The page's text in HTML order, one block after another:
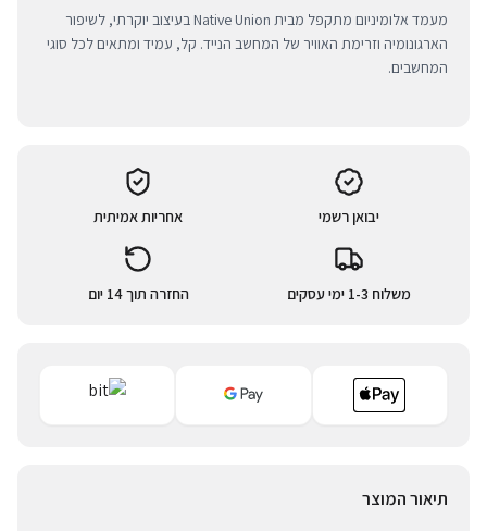
מעמד אלומיניום מתקפל מבית Native Union בעיצוב יוקרתי, לשיפור
הארגונומיה וזרימת האוויר של המחשב הנייד. קל, עמיד ומתאים לכל סוגי
המחשבים.
יבואן רשמי אחריות אמיתית
משלוח 1-3 ימי עסקים החזרה תוך 14 יום
תיאור המוצר